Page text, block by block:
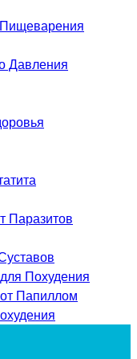
Давления
Паразитов
Похудения
Папиллом